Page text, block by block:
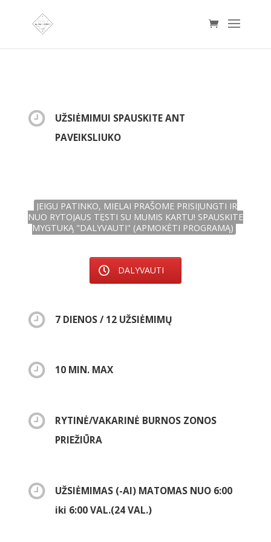
UŽSIĖMIMUI SPAUSKITE ANT
PAVEIKSLIUKO
JEIGU PATINKO, MIELAI PRAŠOME PRISIJUNGTI IR
NUO RYTOJAUS TĘSTI SU MUMIS KARTU! SPAUSKITE
MYGTUKĄ "DALYVAUTI" (APMOKĖTI PROGRAMĄ)
DALYVAUTI
7 DIENOS / 12 UŽSIĖMIMŲ
10 MIN. MAX
RYTINĖ/VAKARINĖ BURNOS ZONOS
PRIEŽIŪRA
UŽSIĖMIMAS (-AI) MATOMAS NUO 6:00
iki 6:00 VAL.(24 VAL.)